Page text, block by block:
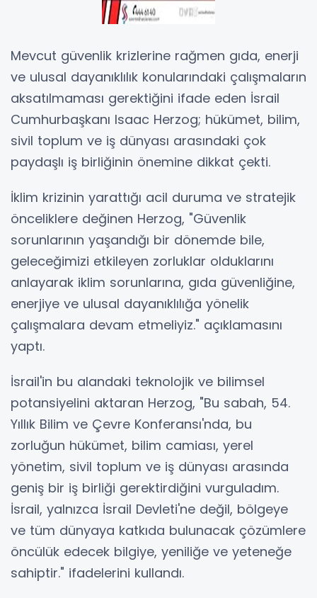
Mevcut güvenlik krizlerine rağmen gıda, enerji
ve ulusal dayanıklılık konularındaki çalışmaların
aksatılmaması gerektiğini ifade eden İsrail
Cumhurbaşkanı Isaac Herzog; hükümet, bilim,
sivil toplum ve iş dünyası arasındaki çok
paydaşlı iş birliğinin önemine dikkat çekti.
İklim krizinin yarattığı acil duruma ve stratejik
önceliklere değinen Herzog, "Güvenlik
sorunlarının yaşandığı bir dönemde bile,
geleceğimizi etkileyen zorluklar olduklarını
anlayarak iklim sorunlarına, gıda güvenliğine,
enerjiye ve ulusal dayanıklılığa yönelik
çalışmalara devam etmeliyiz." açıklamasını
yaptı.
İsrail'in bu alandaki teknolojik ve bilimsel
potansiyelini aktaran Herzog, "Bu sabah, 54.
Yıllık Bilim ve Çevre Konferansı'nda, bu
zorluğun hükümet, bilim camiası, yerel
yönetim, sivil toplum ve iş dünyası arasında
geniş bir iş birliği gerektirdiğini vurguladım.
İsrail, yalnızca İsrail Devleti'ne değil, bölgeye
ve tüm dünyaya katkıda bulunacak çözümlere
öncülük edecek bilgiye, yeniliğe ve yeteneğe
sahiptir." ifadelerini kullandı.